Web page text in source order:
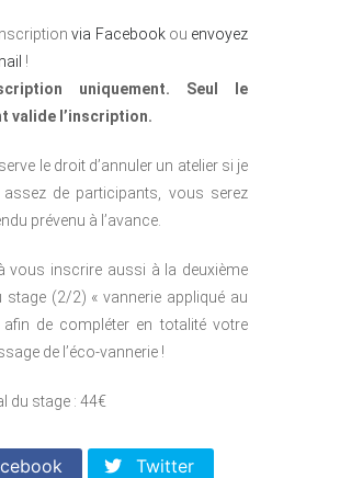
Inscriptionvia Facebookou envoyez
!
uniquement. Seul le
valide l’inscription.
le droit d’annuler un atelier si je
assez de participants, vous serez
prévenu à l’avance.
vous inscrire aussi à la deuxième
stage (2/2) « vannerie appliqué au
afin de compléter en totalité votre
de l’éco-vannerie !
du stage : 44€
Twitter